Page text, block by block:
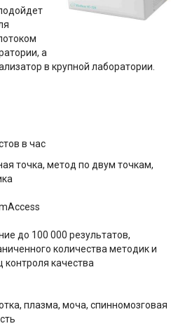
а
в крупной лаборатории.
в час
точка, метод по двум точкам,
до 100 000 результатов,
количества методик и
контроля качества
плазма, моча, спинномозговая